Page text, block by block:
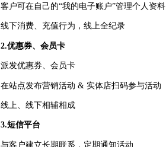
客户可在自己的“我的电子账户”管理个人资料
线下消费、充值行为，线上全纪录
2.优惠券、会员卡
派发优惠券、会员卡
在站点发布营销活动 & 实体店扫码参与活动
线上、线下相辅相成
3.短信平台
与客户建立长期联系，定期通知活动